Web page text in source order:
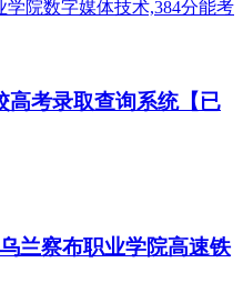
高考录取查询系统【已
兰察布职业学院高速铁